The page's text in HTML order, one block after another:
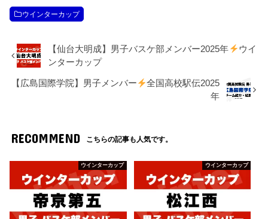
ウインターカップ
【仙台大明成】男子バスケ部メンバー2025年
ウイ
ンターカップ
【広島国際学院】男子メンバー
全国高校駅伝2025
年
RECOMMEND こちらの記事も人気です。
ウインターカップ ウインターカップ